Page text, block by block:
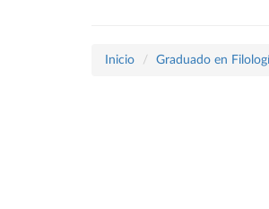
Inicio Graduado en